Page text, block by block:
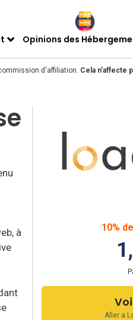
Opinions des
d'affiliation. Cela n'affecte
à
10%
Aller a